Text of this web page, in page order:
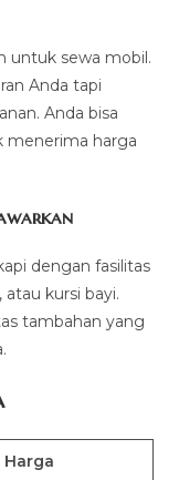
untuk sewa mobil.
Anda tapi
Anda bisa
menerima harga
dengan fasilitas
kursi bayi.
tambahan yang
Harga